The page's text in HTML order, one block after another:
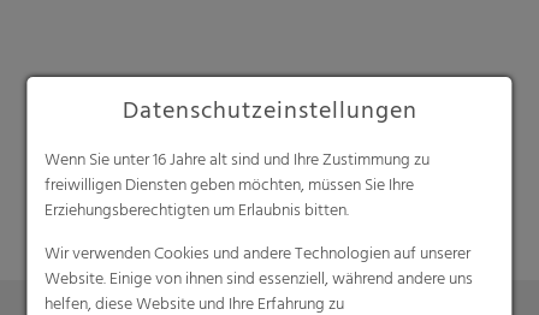
Suche
Datenschutzeinstellungen
Wenn Sie unter 16 Jahre alt sind und Ihre Zustimmung zu
freiwilligen Diensten geben möchten, müssen Sie Ihre
Erziehungsberechtigten um Erlaubnis bitten.
Wir verwenden Cookies und andere Technologien auf unserer
Website. Einige von ihnen sind essenziell, während andere uns
helfen, diese Website und Ihre Erfahrung zu